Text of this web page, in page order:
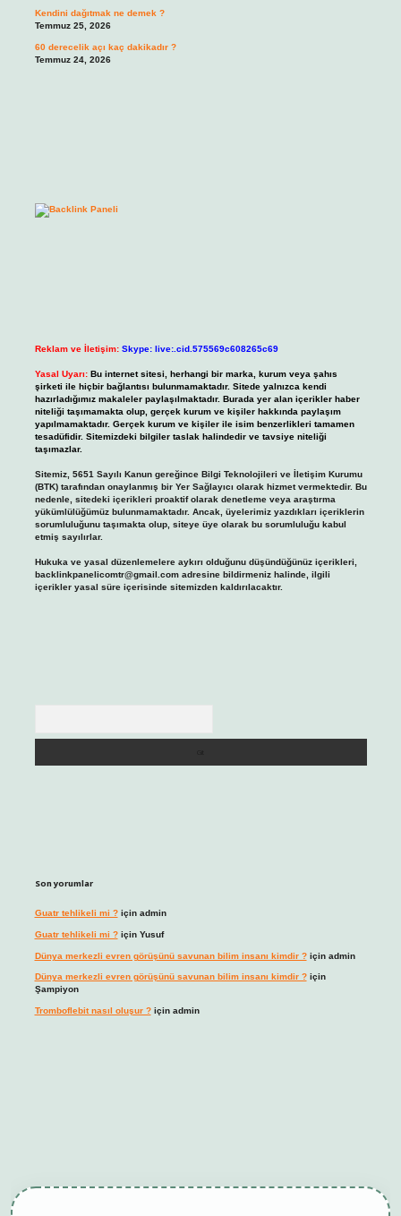
Kendini dağıtmak ne demek ?
Temmuz 25, 2026
60 derecelik açı kaç dakikadır ?
Temmuz 24, 2026
Reklam ve İletişim: Skype: live:.cid.575569c608265c69
Yasal Uyarı: Bu internet sitesi, herhangi bir marka, kurum veya şahıs
şirketi ile hiçbir bağlantısı bulunmamaktadır. Sitede yalnızca kendi
hazırladığımız makaleler paylaşılmaktadır. Burada yer alan içerikler haber
niteliği taşımamakta olup, gerçek kurum ve kişiler hakkında paylaşım
yapılmamaktadır. Gerçek kurum ve kişiler ile isim benzerlikleri tamamen
tesadüfidir. Sitemizdeki bilgiler taslak halindedir ve tavsiye niteliği
taşımazlar.
Sitemiz, 5651 Sayılı Kanun gereğince Bilgi Teknolojileri ve İletişim Kurumu
(BTK) tarafından onaylanmış bir Yer Sağlayıcı olarak hizmet vermektedir. Bu
nedenle, sitedeki içerikleri proaktif olarak denetleme veya araştırma
yükümlülüğümüz bulunmamaktadır. Ancak, üyelerimiz yazdıkları içeriklerin
sorumluluğunu taşımakta olup, siteye üye olarak bu sorumluluğu kabul
etmiş sayılırlar.
Hukuka ve yasal düzenlemelere aykırı olduğunu düşündüğünüz içerikleri,
backlinkpanelicomtr@gmail.comadresine bildirmeniz halinde, ilgili
içerikler yasal süre içerisinde sitemizden kaldırılacaktır.
Son yorumlar
Guatr tehlikeli mi ?için admin
Guatr tehlikeli mi ?için Yusuf
Dünya merkezli evren görüşünü savunan bilim insanı kimdir ?için admin
Dünya merkezli evren görüşünü savunan bilim insanı kimdir ?için
Şampiyon
Tromboflebit nasıl oluşur ?için admin